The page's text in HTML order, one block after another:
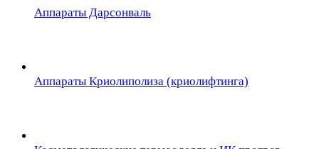
Аппараты Дарсонваль
Аппараты Криолиполиза (криолифтинга)